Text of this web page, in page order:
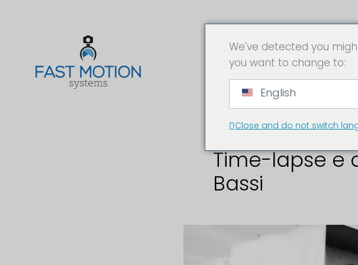
Time-lapse e
Bassi
We've detected you
you want to change to:
English
Close and do not switch